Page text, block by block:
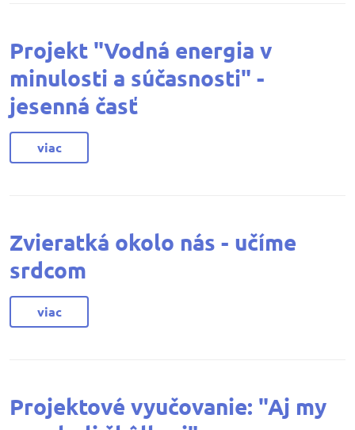
Projekt "Vodná energia v
minulosti a súčasnosti" -
jesenná časť
viac
Zvieratká okolo nás - učíme
srdcom
viac
Projektové vyučovanie: "Aj my